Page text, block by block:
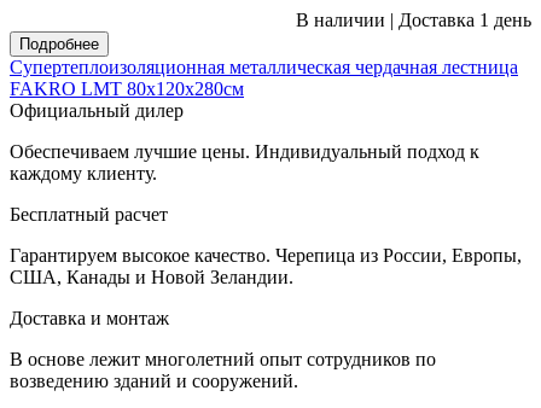
В наличии | Доставка 1 день
Подробнее
Супертеплоизоляционная металлическая чердачная лестница
FAKRO LMT 80х120х280см
Официальный дилер
Обеспечиваем лучшие цены. Индивидуальный подход к
каждому клиенту.
Бесплатный расчет
Гарантируем высокое качество. Черепица из России, Европы,
США, Канады и Новой Зеландии.
Доставка и монтаж
В основе лежит многолетний опыт сотрудников по
возведению зданий и сооружений.